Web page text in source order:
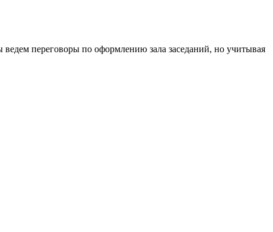
ведем переговоры по оформлению зала заседаний, но учитывая